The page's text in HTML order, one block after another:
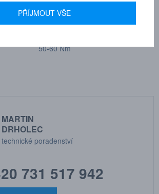
tlaku 0,4 MPa.
metoda: -
50-60 Nm
MARTIN
DRHOLEC
technické poradenství
731 517 942
PŘÍJMOUT VŠE